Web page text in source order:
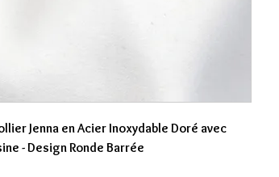
Jenna en Acier Inoxydable Doré avec
- Design Ronde Barrée